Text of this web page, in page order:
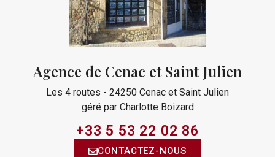
Agence de Cenac et Saint Julien
Les 4 routes - 24250 Cenac et Saint Julien
géré par Charlotte Boizard
+33 5 53 22 02 86​
CONTACTEZ-NOUS